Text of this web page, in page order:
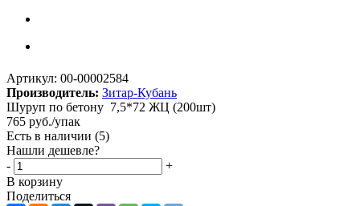
Артикул: 00-00002584
Производитель: Зитар-Кубань
Шуруп по бетону 7,5*72 ЖЦ (200шт)
765 руб./упак
Есть в наличии (5)
Нашли дешевле?
-
+
В корзину
Поделиться